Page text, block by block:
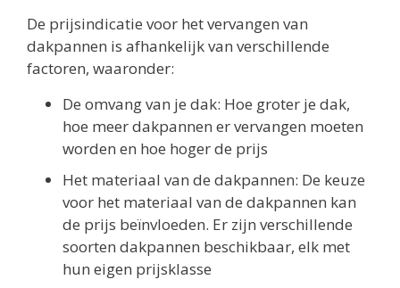
De prijsindicatie voor het vervangen van
dakpannen is afhankelijk van verschillende
factoren, waaronder:
De omvang van je dak: Hoe groter je dak,
hoe meer dakpannen er vervangen moeten
worden en hoe hoger de prijs
Het materiaal van de dakpannen: De keuze
voor het materiaal van de dakpannen kan
de prijs beïnvloeden. Er zijn verschillende
soorten dakpannen beschikbaar, elk met
hun eigen prijsklasse